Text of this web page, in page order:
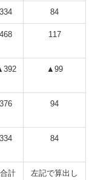
334 84
468 117
▲99
376 94
334 84
計
左記で算出し